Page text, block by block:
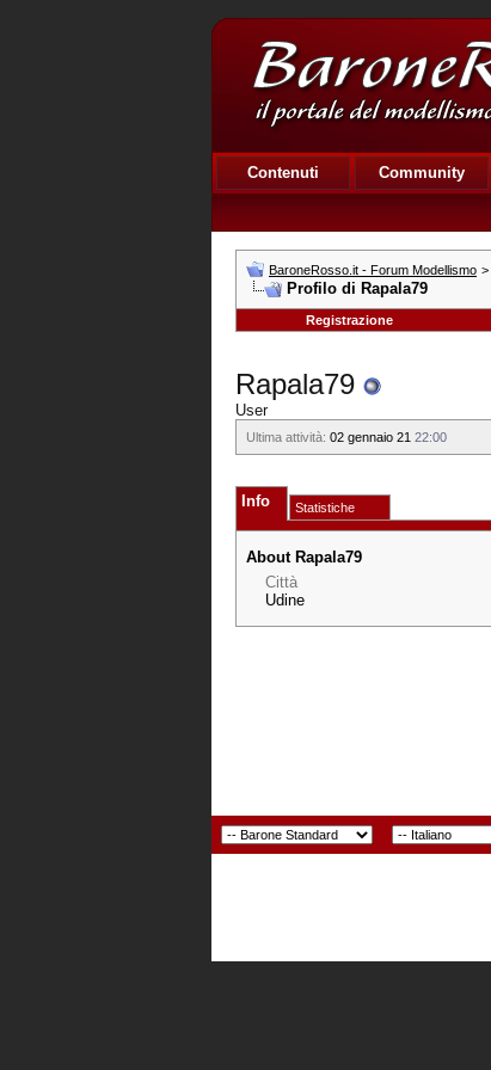
Contenuti Community
BaroneRosso.it - Forum Modellismo >
Profilo di Rapala79
Registrazione
Rapala79
User
Ultima attività: 02 gennaio 21 22:00
Info Statistiche
About Rapala79
Città
Udine